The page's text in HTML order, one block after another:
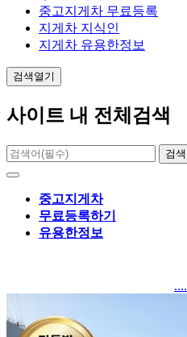
중고지게차 무료등록
지게차 지식인
지게차 유용한정보
검색열기
사이트 내 전체검색
검색
중고지게차
무료등록하기
유용한정보
....